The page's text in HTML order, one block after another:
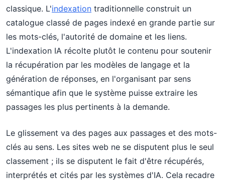
classique. L'indexation traditionnelle construit un
catalogue classé de pages indexé en grande partie sur
les mots-clés, l'autorité de domaine et les liens.
L'indexation IA récolte plutôt le contenu pour soutenir
la récupération par les modèles de langage et la
génération de réponses, en l'organisant par sens
sémantique afin que le système puisse extraire les
passages les plus pertinents à la demande.
Le glissement va des pages aux passages et des mots-
clés au sens. Les sites web ne se disputent plus le seul
classement ; ils se disputent le fait d'être récupérés,
interprétés et cités par les systèmes d'IA. Cela recadre